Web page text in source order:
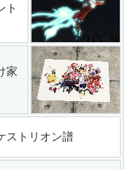
ト
家
ストリオン譜